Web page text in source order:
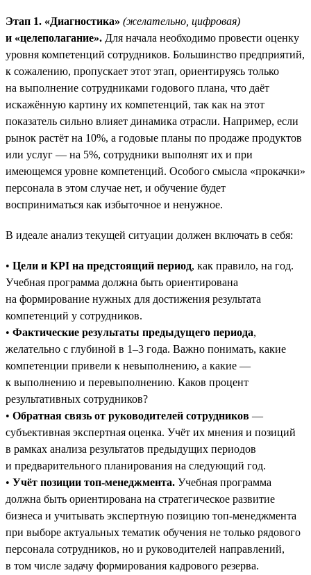
Этап 1. «Диагностика» (желательно, цифровая)
и «целеполагание». Для начала необходимо провести оценку
уровня компетенций сотрудников. Большинство предприятий,
к сожалению, пропускает этот этап, ориентируясь только
на выполнение сотрудниками годового плана, что даёт
искажённую картину их компетенций, так как на этот
показатель сильно влияет динамика отрасли. Например, если
рынок растёт на 10%, а годовые планы по продаже продуктов
или услуг — на 5%, сотрудники выполнят их и при
имеющемся уровне компетенций. Особого смысла «прокачки»
персонала в этом случае нет, и обучение будет
восприниматься как избыточное и ненужное.
В идеале анализ текущей ситуации должен включать в себя:
• Цели и KPI на предстоящий период, как правило, на год.
Учебная программа должна быть ориентирована
на формирование нужных для достижения результата
компетенций у сотрудников.
• Фактические результаты предыдущего периода,
желательно с глубиной в 1–3 года. Важно понимать, какие
компетенции привели к невыполнению, а какие —
к выполнению и перевыполнению. Каков процент
результативных сотрудников?
• Обратная связь от руководителей сотрудников —
субъективная экспертная оценка. Учёт их мнения и позиций
в рамках анализа результатов предыдущих периодов
и предварительного планирования на следующий год.
• Учёт позиции топ-менеджмента. Учебная программа
должна быть ориентирована на стратегическое развитие
бизнеса и учитывать экспертную позицию топ-менеджмента
при выборе актуальных тематик обучения не только рядового
персонала сотрудников, но и руководителей направлений,
в том числе задачу формирования кадрового резерва.